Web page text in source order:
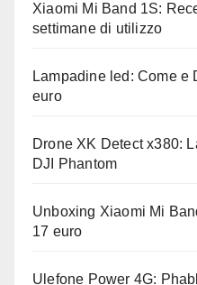
Xiaomi Mi Band 1S:
settimane di utilizzo
Lampadine led: Come e
euro
Drone XK Detect x380:
DJI Phantom
Unboxing Xiaomi Mi
17 euro
Ulefone Power 4G: